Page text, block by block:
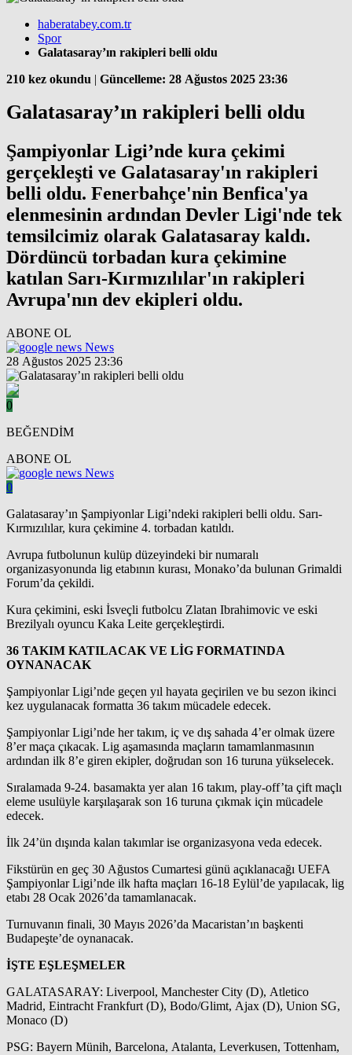
haberatabey.com.tr
Spor
Galatasaray’ın rakipleri belli oldu
210 kez okundu | Güncelleme: 28 Ağustos 2025 23:36
Galatasaray’ın rakipleri belli oldu
Şampiyonlar Ligi’nde kura çekimi
gerçekleşti ve Galatasaray'ın rakipleri
belli oldu. Fenerbahçe'nin Benfica'ya
elenmesinin ardından Devler Ligi'nde tek
temsilcimiz olarak Galatasaray kaldı.
Dördüncü torbadan kura çekimine
katılan Sarı-Kırmızılılar'ın rakipleri
Avrupa'nın dev ekipleri oldu.
ABONE OL
News
28 Ağustos 2025 23:36
0
BEĞENDİM
ABONE OL
News
0
Galatasaray’ın Şampiyonlar Ligi’ndeki rakipleri belli oldu. Sarı-
Kırmızılılar, kura çekimine 4. torbadan katıldı.
Avrupa futbolunun kulüp düzeyindeki bir numaralı
organizasyonunda lig etabının kurası, Monako’da bulunan Grimaldi
Forum’da çekildi.
Kura çekimini, eski İsveçli futbolcu Zlatan Ibrahimovic ve eski
Brezilyalı oyuncu Kaka Leite gerçekleştirdi.
36 TAKIM KATILACAK VE LİG FORMATINDA
OYNANACAK
Şampiyonlar Ligi’nde geçen yıl hayata geçirilen ve bu sezon ikinci
kez uygulanacak formatta 36 takım mücadele edecek.
Şampiyonlar Ligi’nde her takım, iç ve dış sahada 4’er olmak üzere
8’er maça çıkacak. Lig aşamasında maçların tamamlanmasının
ardından ilk 8’e giren ekipler, doğrudan son 16 turuna yükselecek.
Sıralamada 9-24. basamakta yer alan 16 takım, play-off’ta çift maçlı
eleme usulüyle karşılaşarak son 16 turuna çıkmak için mücadele
edecek.
İlk 24’ün dışında kalan takımlar ise organizasyona veda edecek.
Fikstürün en geç 30 Ağustos Cumartesi günü açıklanacağı UEFA
Şampiyonlar Ligi’nde ilk hafta maçları 16-18 Eylül’de yapılacak, lig
etabı 28 Ocak 2026’da tamamlanacak.
Turnuvanın finali, 30 Mayıs 2026’da Macaristan’ın başkenti
Budapeşte’de oynanacak.
İŞTE EŞLEŞMELER
GALATASARAY: Liverpool, Manchester City (D), Atletico
Madrid, Eintracht Frankfurt (D), Bodo/Glimt, Ajax (D), Union SG,
Monaco (D)
PSG: Bayern Münih, Barcelona, Atalanta, Leverkusen, Tottenham,